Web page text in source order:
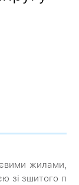
жилами,
зі зшитого п